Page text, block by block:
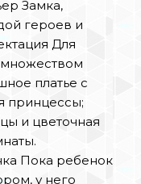
Замка,
героев и
Для
множеством
платье с
принцессы;
и цветочная
Пока ребенок
у него